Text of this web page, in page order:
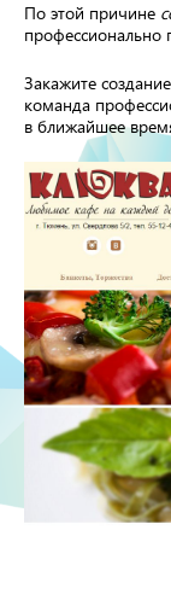
По этой причине
профессионально
Закажите
команда
в ближайшее